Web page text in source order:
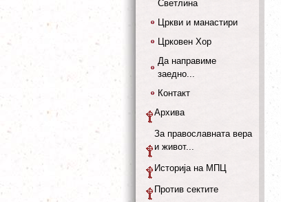
Светлина
Цркви и манастири
Црковен Хор
Да направиме
заедно...
Контакт
Архива
За православната вера
и живот...
Историја на МПЦ
Против сектите